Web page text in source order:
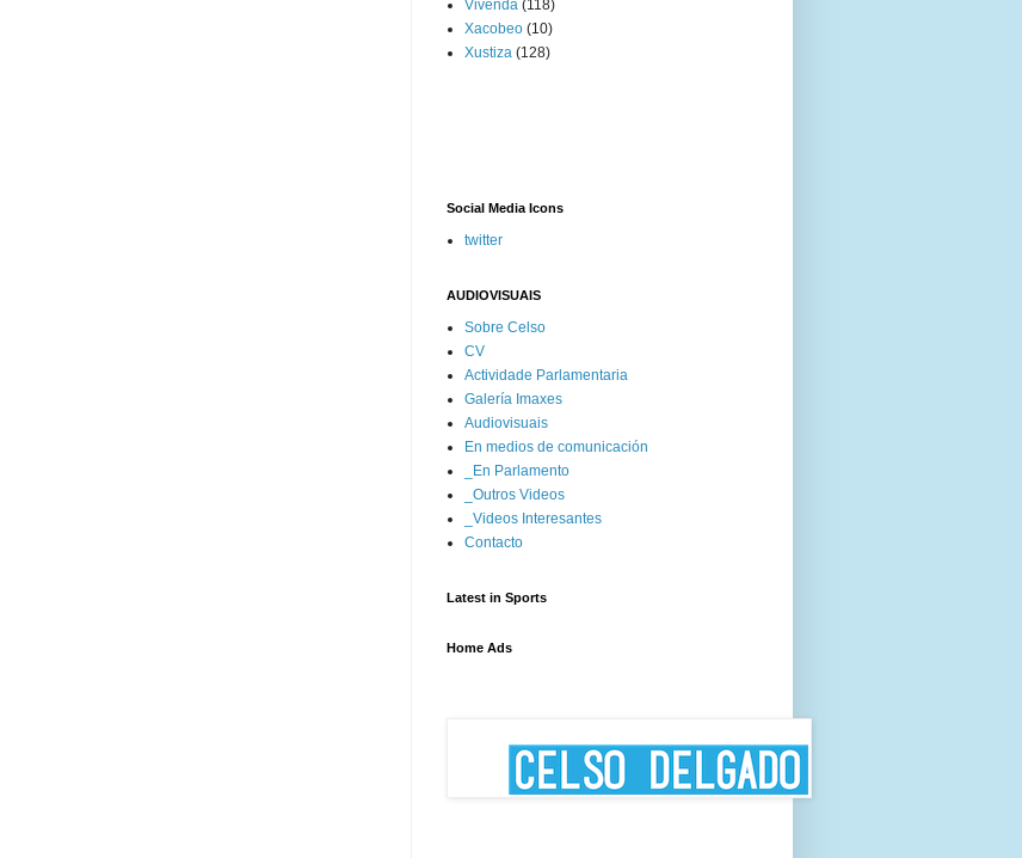
Vivenda (118)
Xacobeo (10)
Xustiza (128)
Social Media Icons
twitter
AUDIOVISUAIS
Sobre Celso
CV
Actividade Parlamentaria
Galería Imaxes
Audiovisuais
En medios de comunicación
_En Parlamento
_Outros Videos
_Videos Interesantes
Contacto
Latest in Sports
Home Ads